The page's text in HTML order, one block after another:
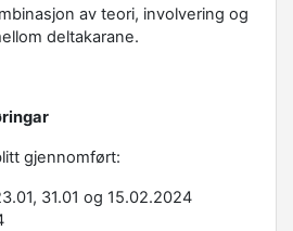
av teori, involvering og
deltakarane.
gjennomført:
31.01 og 15.02.2024